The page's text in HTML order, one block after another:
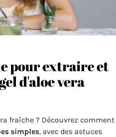
pour extraire et
d'aloe vera
fraîche ? Découvrez comment
simples, avec des astuces